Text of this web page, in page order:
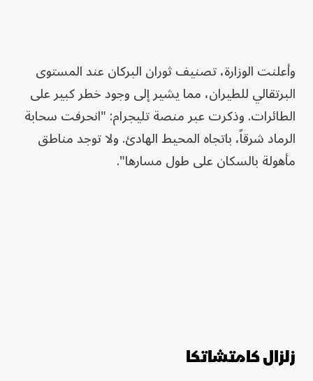
وأعلنت الوزارة، تصنيف ثوران البركان عند المستوى
البرتقالي للطيران، مما يشير إلى وجود خطر كبير على
الطائرات. وذكرت عبر منصة تليجرام: "انحرفت سحابة
الرماد شرقاً، باتجاه المحيط الهادئ. ولا توجد مناطق
مأهولة بالسكان على طول مسارها".
زلزال كامتشاتكا